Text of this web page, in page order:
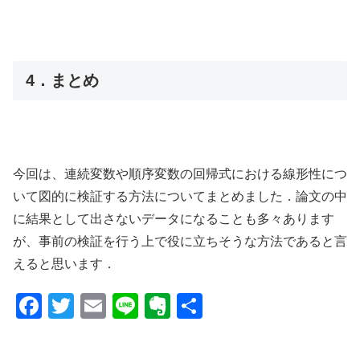
4．まとめ
今回は、連続変数や順序変数の回帰式における線形性につ
いて図的に検証する方法についてまとめました．論文の中
に結果として出さないデータになることも多々あります
が、事前の検証を行う上で役に立ちそうな方法であると言
えると思います．
F
T
E
Li
E